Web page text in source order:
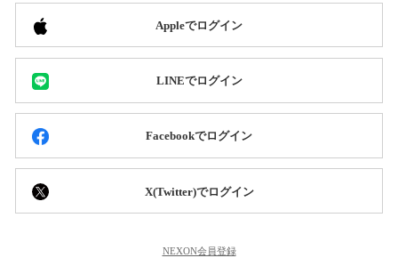
Appleでログイン
LINEでログイン
Facebookでログイン
X(Twitter)でログイン
NEXON会員登録